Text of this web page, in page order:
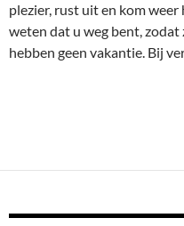
plezier, rust uit en kom
weten dat u weg bent,
hebben geen vakantie. Bij